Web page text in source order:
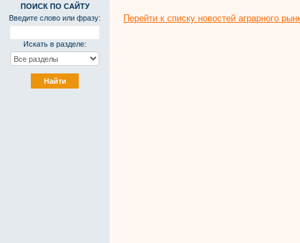
ПОИСК ПО САЙТУ
Введите слово или фразу:
Искать в разделе:
Перейти к списку новостей аграрного